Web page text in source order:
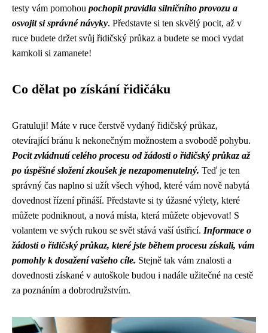
testy vám pomohou pochopit pravidla silničního provozu a
osvojit si správné návyky. Představte si ten skvělý pocit, až v
ruce budete držet svůj řidičský průkaz a budete se moci vydat
kamkoli si zamanete!
Co dělat po získání řidičáku
Gratuluji! Máte v ruce čerstvě vydaný řidičský průkaz,
otevírající bránu k nekonečným možnostem a svobodě pohybu.
Pocit zvládnutí celého procesu od žádosti o řidičský průkaz až
po úspěšné složení zkoušek je nezapomenutelný. Teď je ten
správný čas naplno si užít všech výhod, které vám nově nabytá
dovednost řízení přináší. Představte si ty úžasné výlety, které
můžete podniknout, a nová místa, která můžete objevovat! S
volantem ve svých rukou se svět stává vaší ústřicí. Informace o
žádosti o řidičský průkaz, které jste během procesu získali, vám
pomohly k dosažení vašeho cíle. Stejně tak vám znalosti a
dovednosti získané v autoškole budou i nadále užitečné na cestě
za poznáním a dobrodružstvím.